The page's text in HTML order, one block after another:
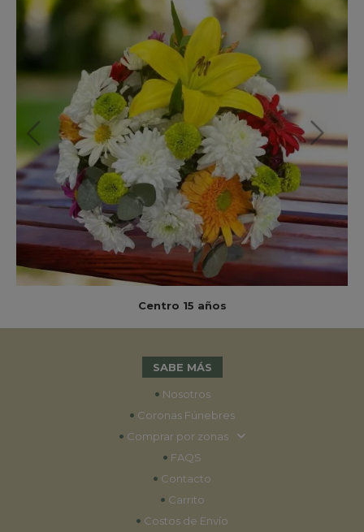
Centro 15 años
SABE MÁS
• Nosotros
• Coronas Fúnebres
• Comprar por zonas
• FAQS
• Contacto
• Carrito
• Costos de Envío